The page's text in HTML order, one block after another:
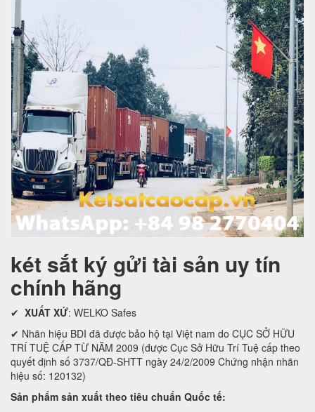
két sắt ký gửi tài sản uy tín
chính hãng
✔ XUẤT XỨ: WELKO Safes
✔ Nhãn hiệu BDI đã được bảo hộ tại Việt nam do CỤC SỞ HỮU
TRÍ TUỆ CẤP TỪ NĂM 2009 (được Cục Sở Hữu Trí Tuệ cấp theo
quyết định số 3737/QĐ-SHTT ngày 24/2/2009 Chứng nhận nhãn
hiệu số: 120132)
Sản phẩm sản xuất theo tiêu chuẩn Quốc tế: